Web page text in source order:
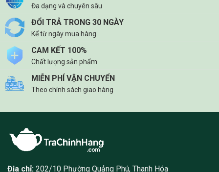
Đa dạng và chuyên sâu
ĐỔI TRẢ TRONG 30 NGÀY
Kể từ ngày mua hàng
CAM KẾT 100%
Chất lượng sản phẩm
MIỄN PHÍ VẬN CHUYỂN
Theo chính sách giao hàng
Địa chỉ: 202/10 Phường Quảng Phú, Thanh Hóa